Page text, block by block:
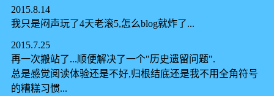
2015.8.14
我只是闷声玩了4天老滚5,怎么blog就炸了...
2015.7.25
再一次搬站了...顺便解决了一个"历史遗留问题".
总是感觉阅读体验还是不好,归根结底还是我不用全角符号
的糟糕习惯...